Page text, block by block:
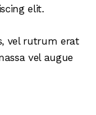
elit.
vel rutrum erat
vel augue